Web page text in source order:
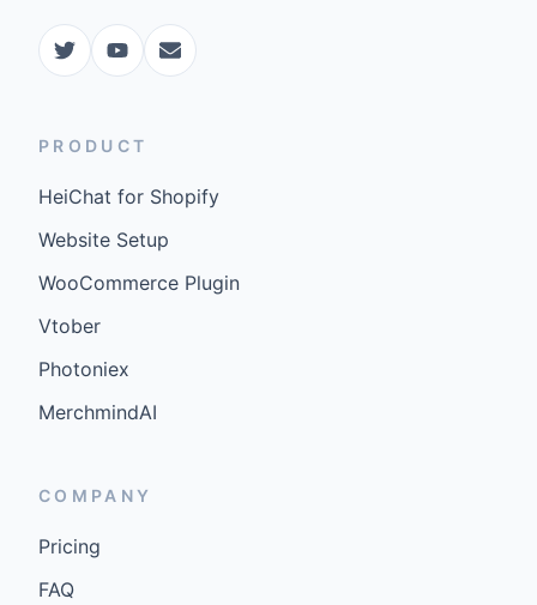
PRODUCT
HeiChat for Shopify
Website Setup
WooCommerce Plugin
Vtober
Photoniex
MerchmindAI
COMPANY
Pricing
FAQ